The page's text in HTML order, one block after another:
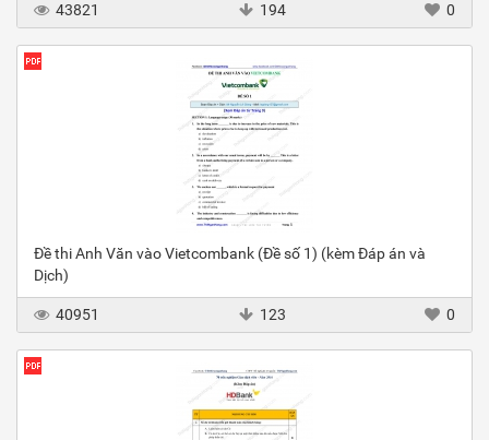
43821 194 0
Đề thi Anh Văn vào Vietcombank (Đề số 1) (kèm Đáp án và
Dịch)
40951 123 0